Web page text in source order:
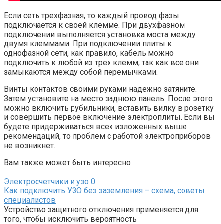
Если сеть трехфазная, то каждый провод фазы
подключается к своей клемме. При двухфазном
подключении выполняется установка моста между
двумя клеммами. При подключении плиты к
однофазной сети, как правило, кабель можно
подключить к любой из трех клемм, так как все они
замыкаются между собой перемычками.
Винты контактов своими руками надежно затяните.
Затем установите на место заднюю панель. После этого
можно включить рубильники, вставить вилку в розетку
и совершить первое включение электроплиты. Если вы
будете придерживаться всех изложенных выше
рекомендаций, то проблем с работой электроприборов
не возникнет.
Вам также может быть интересно
Электросчетчики и узо 0
Как подключить УЗО без заземления – схема, советы
специалистов
Устройство защитного отключения применяется для
того, чтобы исключить вероятность